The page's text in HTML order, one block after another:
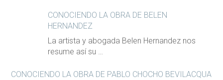
CONOCIENDO LA OBRA DE BELEN
HERNANDEZ
La artista y abogada Belen Hernandez nos
resume así su …
CONOCIENDO LA OBRA DE PABLO CHOCHO BEVILACQUA